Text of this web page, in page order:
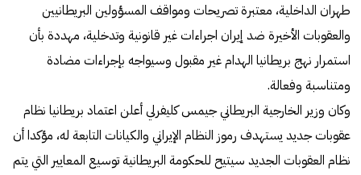
طهران الداخلية، معتبرة تصريحات ومواقف المسؤولين البريطانيين
والعقوبات الأخيرة ضد إيران اجراءات غير قانونية وتدخلية، مهددة بأن
استمرار نهج بريطانيا الهدام غير مقبول وسيواجه بإجراءات مضادة
ومتناسبة وفعالة.
وكان وزير الخارجية البريطاني جيمس كليفرلي أعلن اعتماد بريطانيا نظام
عقوبات جديد يستهدف رموز النظام الإيراني والكيانات التابعة له، مؤكدا أن
نظام العقوبات الجديد سيتيح للحكومة البريطانية توسيع المعايير التي يتم